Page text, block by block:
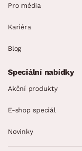
Pro média
Kariéra
Blog
Speciální nabídky
Akční produkty
E-shop speciál
Novinky